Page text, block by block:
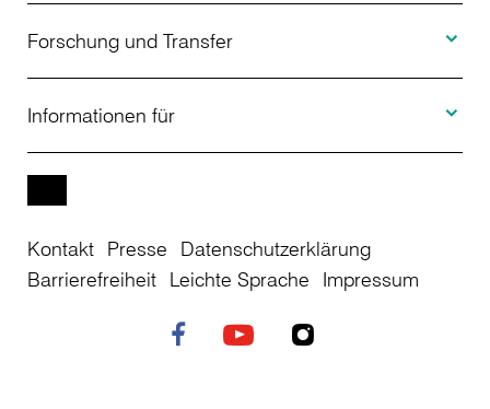
Bewerbung
Studienberatung
Weiterbildung
Studienkolleg
Über uns
Aktuelles
Einrichtungen
Stellenangebote
Forschung und Transfer
Projekte
Informationen für
Studierende
Kontakt Presse
Datenschutzerklärung
Barrierefreiheit Leichte Sprache Impressum